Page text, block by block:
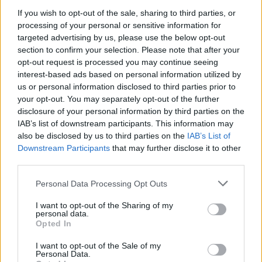
If you wish to opt-out of the sale, sharing to third parties, or
processing of your personal or sensitive information for
targeted advertising by us, please use the below opt-out
section to confirm your selection. Please note that after your
opt-out request is processed you may continue seeing
interest-based ads based on personal information utilized by
us or personal information disclosed to third parties prior to
your opt-out. You may separately opt-out of the further
disclosure of your personal information by third parties on the
IAB’s list of downstream participants. This information may
also be disclosed by us to third parties on the IAB’s List of
Downstream Participants that may further disclose it to other
Please note that this website/app uses one or more Google
not limited to your visit or usage behaviour. You may click to
grant or deny consent to Google and its third-party tags to
use your data for below specified purposes in below Google
consent section.
Personal Data Processing Opt Outs
I want to opt-out of the Sharing of my
personal data.
Opted In
I want to opt-out of the Sale of my
Personal Data.
Elromlott a biztosítóberendezés a ceglédi vasútvonalon,
alapos késések alakultak ki a menetrendhez képest,
kimaradás is előfordult
Ön szerint hogy készül a hamisítatlan szolnoki habos isler?
Országos ellenőrzés indult a hazai akkumulátoripari
üzemekben
Az idei év leglassabb növekedését hozta a június a
kiskereskedelemben
rekord is megdőlt
Egy telefonhívást akart, végül rendőrök vitték el a mezőtúri